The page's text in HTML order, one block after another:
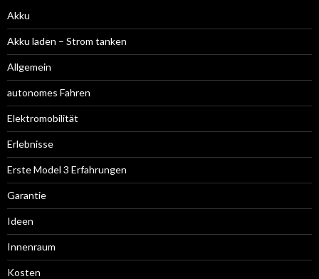
Akku
Akku laden – Strom tanken
Allgemein
autonomes Fahren
Elektromobilität
Erlebnisse
Erste Model 3 Erfahrungen
Garantie
Ideen
Innenraum
Kosten